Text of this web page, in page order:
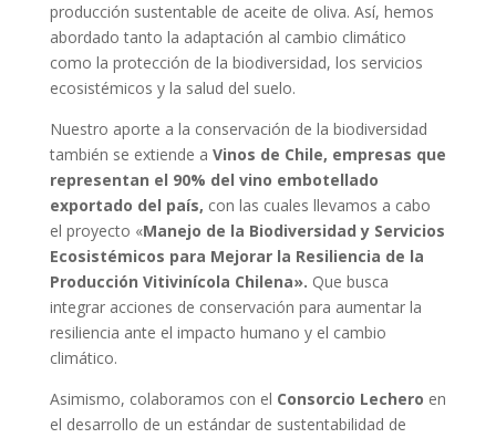
producción sustentable de aceite de oliva. Así, hemos
abordado tanto la adaptación al cambio climático
como la protección de la biodiversidad, los servicios
ecosistémicos y la salud del suelo.
Nuestro aporte a la conservación de la biodiversidad
también se extiende a Vinos de Chile, empresas que
representan el 90% del vino embotellado
exportado del país, con las cuales llevamos a cabo
el proyecto «Manejo de la Biodiversidad y Servicios
Ecosistémicos para Mejorar la Resiliencia de la
Producción Vitivinícola Chilena». Que busca
integrar acciones de conservación para aumentar la
resiliencia ante el impacto humano y el cambio
climático.
Asimismo, colaboramos con el Consorcio Lechero en
el desarrollo de un estándar de sustentabilidad de